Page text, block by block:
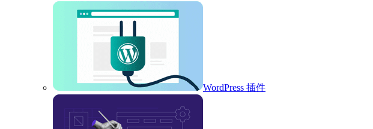
WordPress 插件